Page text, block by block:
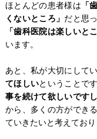
ほとんどの患者様は 「
くないところ」 だと思
「歯科医院は楽しいと
います。
あと、私が大切にして
てほしいということで
事を続けて欲しいです
から、多くの方ができ
ていきたいと考えており